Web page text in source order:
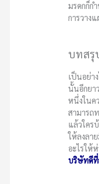
มรดกก็ก
การวาง
บทสรุ
เป็นอย่า
นั้นอีกยา
หนึ่งในค
สามารถ
แล้วใคร
ให้ลงลา
อะไรให้
บริษัทดี